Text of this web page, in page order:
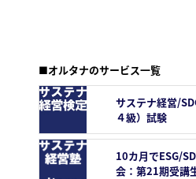
■オルタナのサービス一覧
サステナ経営/
４級）試験
10カ月でESG/
会：第21期受講